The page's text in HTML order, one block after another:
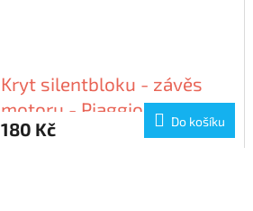
Kryt silentbloku - závěs
motoru - Piaggio
180 Kč Do košíku